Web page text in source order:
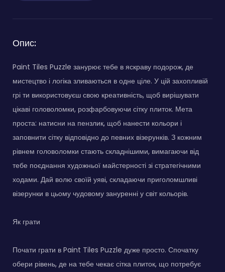
Опис:
Paint Tiles Puzzle занурює тебе в яскраву подорож, де
мистецтво і логіка зливаються в одне ціле. У цій захопливій
грі ти використовуєш свою креативність, щоб вирішувати
цікаві головоломки, розфарбовуючи сітку плиток. Мета
проста: натисни на пензлик, щоб нанести кольори і
заповнити сітку відповідно до певних візерунків. З кожним
рівнем головоломки стають складнішими, вимагаючи від
тебе поєднання художньої майстерності зі стратегічними
ходами. Дай волю своїй уяві, складаючи приголомшливі
візерунки в цьому чудовому зануренні у світ кольорів.
Як грати
Почати грати в Paint Tiles Puzzle дуже просто. Спочатку
обери рівень, де на тебе чекає сітка плиток, що потребує